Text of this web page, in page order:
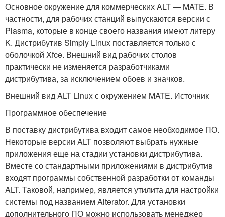
Основное окружение для коммерческих ALT — MATE. В
частности, для рабочих станций выпускаются версии с
Plasma, которые в конце своего названия имеют литеру
K. Дистрибутив Simply Linux поставляется только с
оболочкой Xfce. Внешний вид рабочих столов
практически не изменяется разработчиками
дистрибутива, за исключением обоев и значков.
Внешний вид ALT Linux с окружением MATE. Источник
Программное обеспечение
В поставку дистрибутива входит самое необходимое ПО.
Некоторые версии ALT позволяют выбрать нужные
приложения еще на стадии установки дистрибутива.
Вместе со стандартными приложениями в дистрибутив
входят программы собственной разработки от команды
ALT. Таковой, например, является утилита для настройки
системы под названием Alterator. Для установки
дополнительного ПО можно использовать менеджер